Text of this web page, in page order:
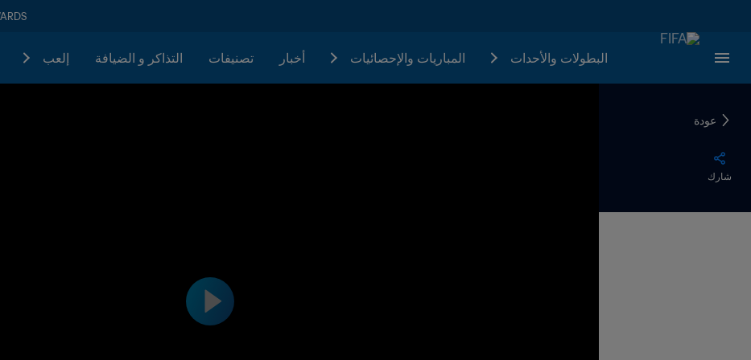
البطولات والأحدات المباريات والإحصائيات أخبار تصنيفات التذاكر و الضيافة إلعب
عودة
شارك